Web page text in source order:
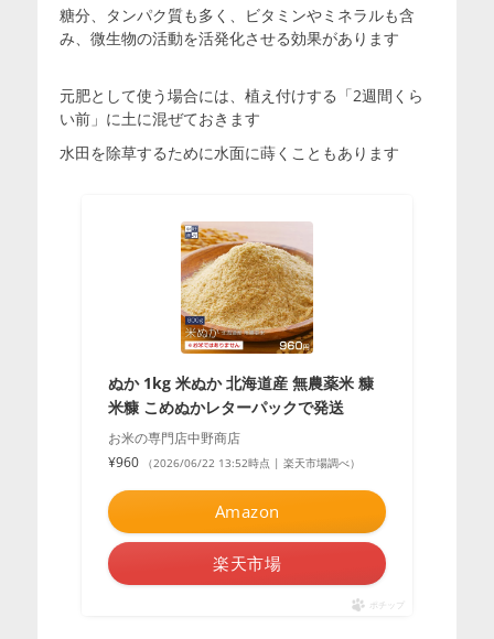
糖分、タンパク質も多く、ビタミンやミネラルも含
み、微生物の活動を活発化させる効果があります
元肥として使う場合には、植え付けする「2週間くら
い前」に土に混ぜておきます
水田を除草するために水面に蒔くこともあります
ぬか 1kg 米ぬか 北海道産 無農薬米 糠
米糠 こめぬかレターパックで発送
お米の専門店中野商店
¥960
（2026/06/22 13:52時点 | 楽天市場調べ）
Amazon
楽天市場
ポチップ